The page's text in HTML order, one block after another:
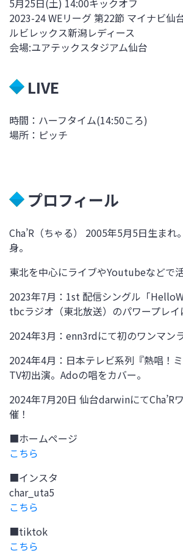
2023-24 WEリーグ 第22節 マイナビ仙
ルビレックス新潟レディース
会場:ユアテックスタジアム仙台
LIVE
時間：ハーフタイム(14:50ころ)
場所：ピッチ
プロフィール
Cha’R （ちゃる） 2005年5月5日生まれ
身。
東北を中心にライブやYoutubeなどで
2023年7月： 1st 配信シングル「Hello
tbcラジオ（東北放送）のパワープレイ
2024年3月： enn3rdにて初のワンマン
2024年4月：日本テレビ系列『熱唱！
TV初出演。 Adoの唱をカバー。
2024年7月20日 仙台darwinにてCha’R
催！
■ホームページ
こちら
■インスタ
char_uta5
こちら
■tiktok
こちら